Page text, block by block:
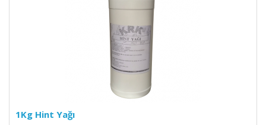
1Kg Hint Yağı